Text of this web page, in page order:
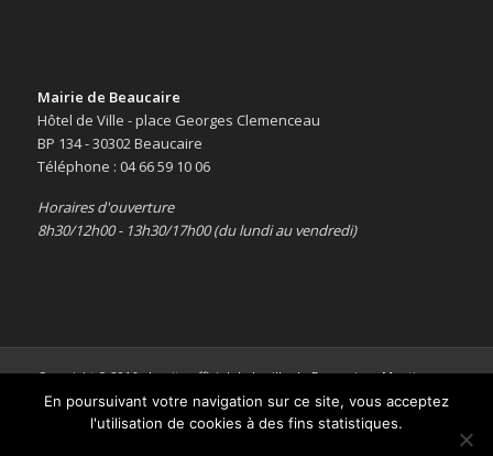
Mairie de Beaucaire
Hôtel de Ville - place Georges Clemenceau
BP 134 - 30302 Beaucaire
Téléphone : 04 66 59 10 06
Horaires d'ouverture
8h30/12h00 - 13h30/17h00 (du lundi au vendredi)
Copyright © 2016 -Le site officiel de la ville de Beaucaire-Mentions
légales
En poursuivant votre navigation sur ce site, vous acceptez
l'utilisation de cookies à des fins statistiques.